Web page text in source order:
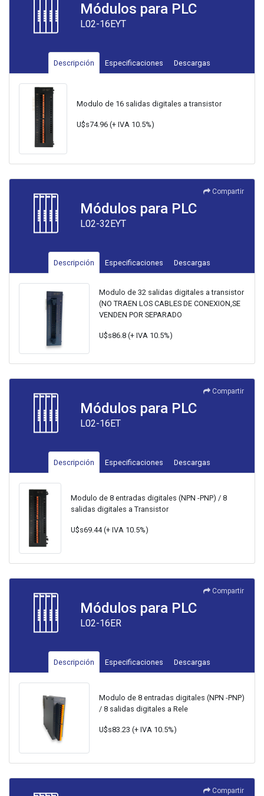
Módulos para PLC
L02-16EYT
Descripción Especificaciones Descargas
Modulo de 16 salidas digitales a transistor
U$s74.96 (+ IVA 10.5%)
Compartir
Módulos para PLC
L02-32EYT
Descripción Especificaciones Descargas
Modulo de 32 salidas digitales a transistor
(NO TRAEN LOS CABLES DE CONEXION,SE
VENDEN POR SEPARADO
U$s86.8 (+ IVA 10.5%)
Compartir
Módulos para PLC
L02-16ET
Descripción Especificaciones Descargas
Modulo de 8 entradas digitales (NPN -PNP) / 8
salidas digitales a Transistor
U$s69.44 (+ IVA 10.5%)
Compartir
Módulos para PLC
L02-16ER
Descripción Especificaciones Descargas
Modulo de 8 entradas digitales (NPN -PNP)
/ 8 salidas digitales a Rele
U$s83.23 (+ IVA 10.5%)
Compartir